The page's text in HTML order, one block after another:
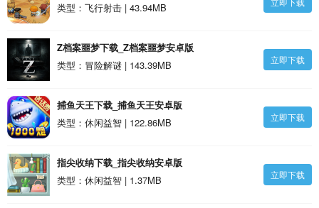
类型：飞行射击 | 43.94MB
Z档案噩梦下载_Z档案噩梦安卓版
类型：冒险解谜 | 143.39MB
立即下载
捕鱼天王下载_捕鱼天王安卓版
类型：休闲益智 | 122.86MB
立即下载
指尖收纳下载_指尖收纳安卓版
类型：休闲益智 | 1.37MB
立即下载